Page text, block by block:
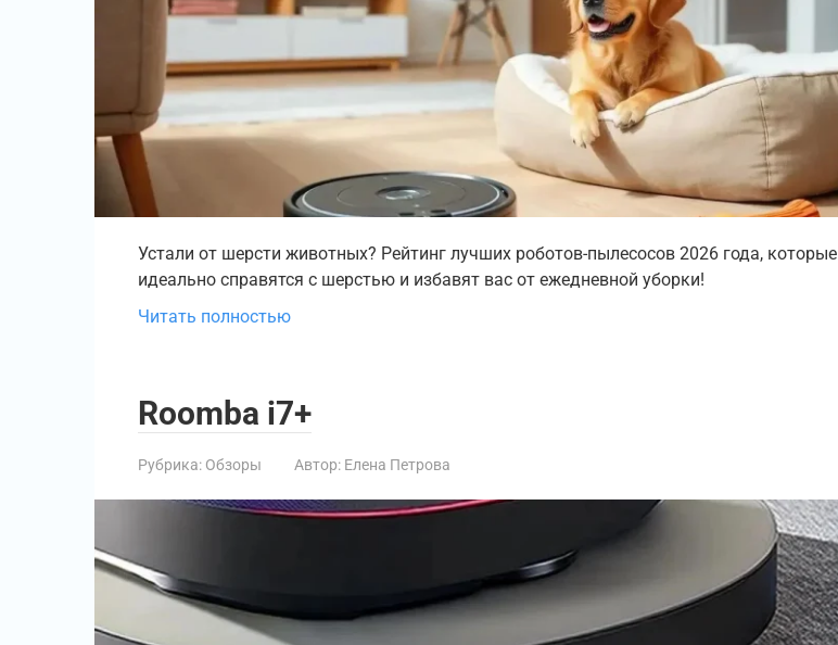
Устали от шерсти животных? Рейтинг лучших роботов-пылесосов 2026 года, которые
идеально справятся с шерстью и избавят вас от ежедневной уборки!
Читать полностью
Roomba i7+
Рубрика: Обзоры Автор: Елена Петрова